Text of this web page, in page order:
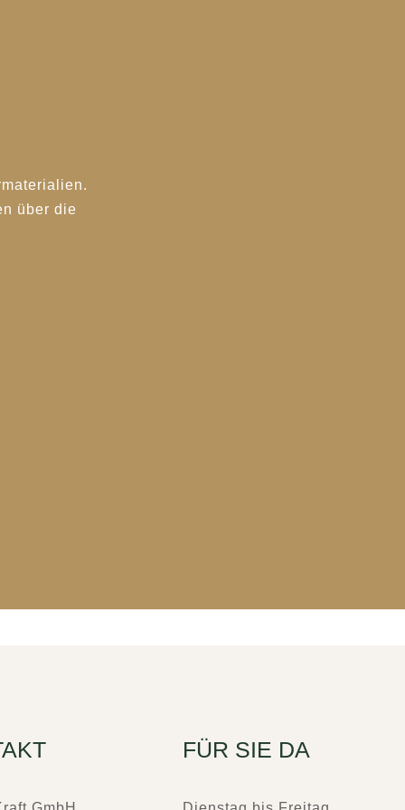
über die
FÜR SIE DA